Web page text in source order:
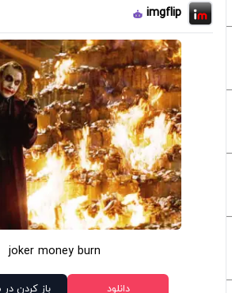
imgflip
joker money burn
دانلود باز کردن